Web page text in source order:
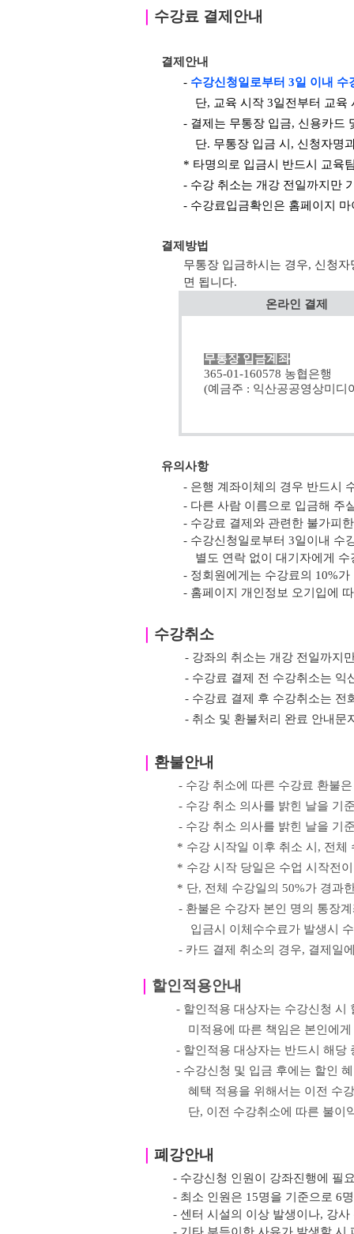
수강료 결제안내
결제안내
- 수강신청일로부터 3일 이내
단, 교육 시작 3일전부터 교
- 결제는 무통장 입금, 신용카드
단. 무통장 입금 시, 신청자명
* 타명의로 입금시 반드시 교육
- 수강 취소는 개강 전일까지만
- 수강료입금확인은 홈페이지
결제방법
무통장 입금하시는 경우, 신청
면 됩니다.
온라인 결제
무통장 입금계좌
365-01-160578 농협은행
(예금주 : 익산공공영상미디
유의사항
- 은행 계좌이체의 경우 반드시
- 다른 사람 이름으로 입금해 주
- 수강료 결제와 관련한 불가피
- 수강신청일로부터 3일이내 수
별도 연락 없이 대기자에게
- 정회원에게는 수강료의 10%
- 홈페이지 개인정보 오기입에
수강취소
- 강좌의 취소는 개강 전일까지
- 수강료 결제 전 수강취소는 익
- 수강료 결제 후 수강취소는 전
- 취소 및 환불처리 완료 안내문
환불안내
- 수강 취소에 따른 수강료 환불
- 수강 취소 의사를 밝힌
날을 기
- 수강 취소 의사를 밝힌
날을 기
* 수강 시작일 이후 취소 시 , 전체
* 수강 시작 당일은 수업 시작전
* 단, 전체 수강일의 50%가 경과
- 환불은 수강자 본인 명의 통장
입금시 이체수수료가 발생시
- 카드 결제 취소의 경우, 결제일
할인적용안내
- 할인적용 대상자는 수강신청 시
미적용에 따른 책임은 본인에
- 할인적용 대상자는 반드시 해당
- 수강신청 및 입금 후에는 할인
혜택 적용을 위해서는 이전 수
단, 이전 수강취소에 따른 불이
폐강안내
- 수강신청 인원이 강좌진행에 필
- 최소 인원은 15명을 기준으로 6
- 센터 시설의 이상 발생이나, 강